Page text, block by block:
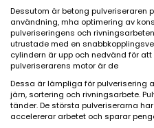
Dessutom är betong pulveriseraren
användning, mha optimering av
pulveriseringens och
utrustade med en
cylindern är upp och nedvänd för
pulveriserarens motor är de
Dessa är lämpliga för pulverisering
järn, sortering och rivningsarbete.
tänder. De största pulveriserarna
accelererar arbetet och sparar